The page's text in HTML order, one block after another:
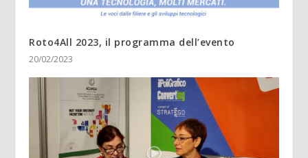
Roto4All 2023, il programma dell’evento
20/02/2023